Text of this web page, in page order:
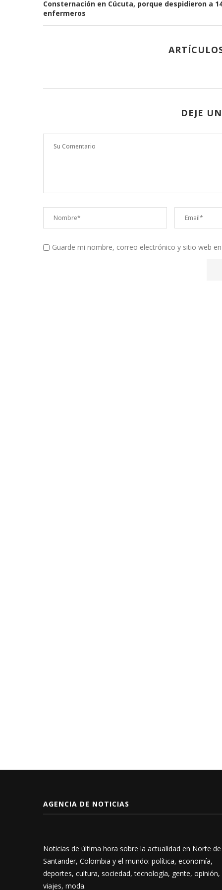
Consternación en Cúcuta, porque despidieron a
enfermeros
DEJE
Guarde mi nombre, correo electrónico y sitio web
AGENCIA DE NOTICIAS
Noticias de última hora sobre la actualidad en Norte de
Santander, Colombia y el mundo: política, economía,
deportes, cultura, sociedad, tecnología, gente, opinión,
viajes, moda.